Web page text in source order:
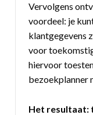
Vervolgens
voordeel: je
klantgegevens
voor
hiervoor
bezoekplanner
Het resultaat: